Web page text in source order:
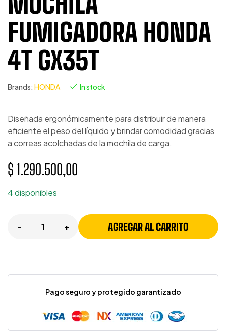
FUMIGADORA HONDA
4T GX35T
Brands: HONDA In stock
Diseñada ergonómicamente para distribuir de manera
eficiente el peso del líquido y brindar comodidad gracias
a correas acolchadas de la mochila de carga.
$ 1.290.500,00
4 disponibles
- + AGREGAR AL CARRITO
Pago seguro y protegido garantizado